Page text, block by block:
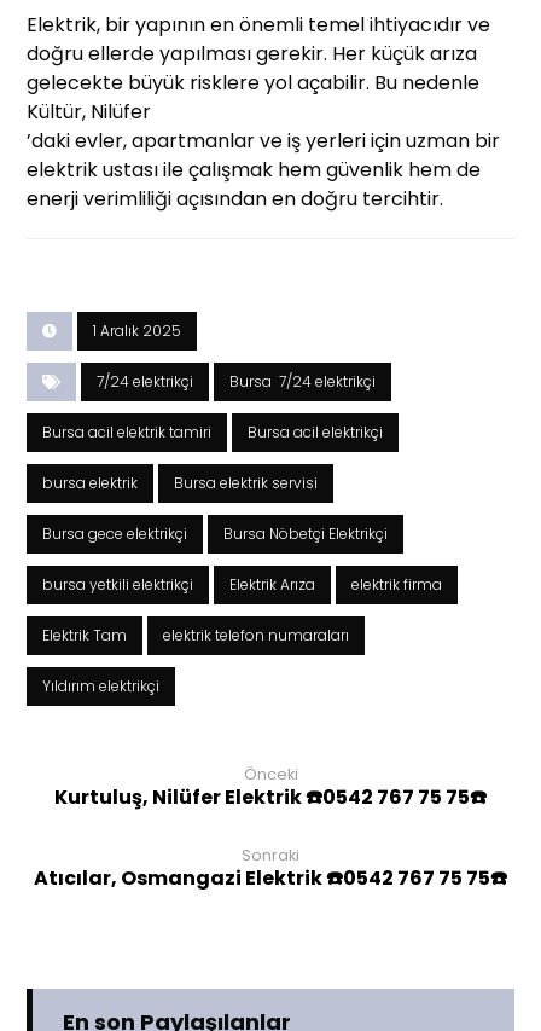
Elektrik, bir yapının en önemli temel ihtiyacıdır ve
doğru ellerde yapılması gerekir. Her küçük arıza
gelecekte büyük risklere yol açabilir. Bu nedenle
Kültür, Nilüfer
’daki evler, apartmanlar ve iş yerleri için uzman bir
elektrik ustası ile çalışmak hem güvenlik hem de
enerji verimliliği açısından en doğru tercihtir.
1 Aralık 2025
7/24 elektrikçi Bursa 7/24 elektrikçi
Bursa acil elektrik tamiri Bursa acil elektrikçi
bursa elektrik Bursa elektrik servisi
Bursa gece elektrikçi Bursa Nöbetçi Elektrikçi
bursa yetkili elektrikçi Elektrik Arıza elektrik firma
Elektrik Tam elektrik telefon numaraları
Yıldırım elektrikçi
Önceki
Kurtuluş, Nilüfer Elektrik ☎️0542 767 75 75☎️
Sonraki
Atıcılar, Osmangazi Elektrik ☎️0542 767 75 75☎️
En son Paylaşılanlar